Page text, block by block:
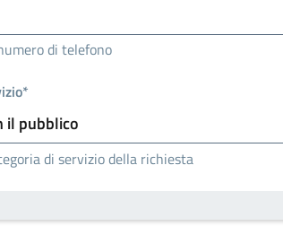
di telefono
di servizio della richiesta